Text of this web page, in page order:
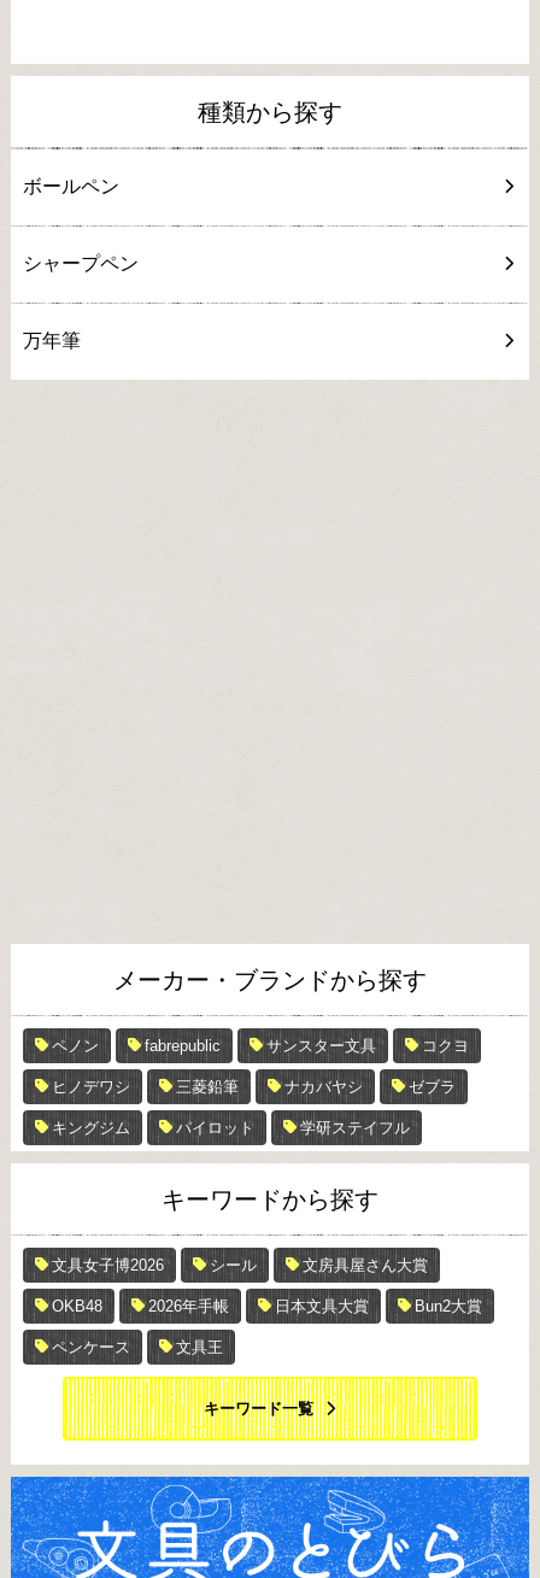
種類から探す
ボールペン
シャープペン
万年筆
メーカー・ブランドから探す
ペノン fabrepublic サンスター文具 コクヨ
ヒノデワシ 三菱鉛筆 ナカバヤシ ゼブラ
キングジム パイロット 学研ステイフル
キーワードから探す
文具女子博2026 シール 文房具屋さん大賞
OKB48 2026年手帳 日本文具大賞 Bun2大賞
ペンケース 文具王
キーワード一覧